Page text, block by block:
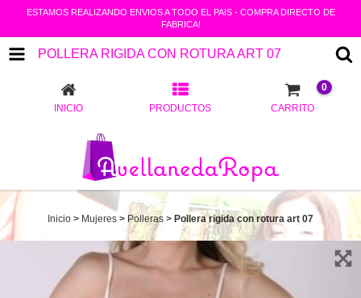
ESTAMOS REALIZANDO ENVIOS A TODO EL PAIS - COMPRA DIRECTO DE
FABRICA!
POLLERA RIGIDA CON ROTURA ART 07
INICIO PRODUCTOS CARRITO
0
Inicio > Mujeres > Polleras > Pollera rigida con rotura art 07